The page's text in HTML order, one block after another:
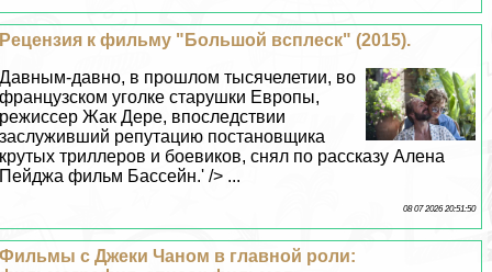
Рецензия к фильму "Большой всплеск" (2015).
Давным-давно, в прошлом тысячелетии, во
французском уголке старушки Европы,
режиссер Жак Дере, впоследствии
заслуживший репутацию постановщика
крутых триллеров и боевиков, снял по рассказу Алена
Пейджа фильм Бассейн.' /> ...
08 07 2026 20:51:50
Фильмы с Джеки Чаном в главной роли: